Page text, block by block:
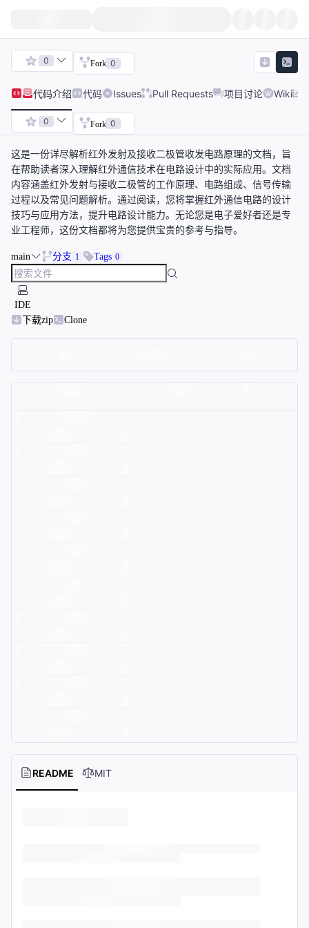
0 Fork 0
代码介绍 代码 Issues Pull Requests 项目讨论 Wiki
0 Fork 0
这是一份详尽解析红外发射及接收二极管收发电路原理的文档，旨
在帮助读者深入理解红外通信技术在电路设计中的实际应用。文档
内容涵盖红外发射与接收二极管的工作原理、电路组成、信号传输
过程以及常见问题解析。通过阅读，您将掌握红外通信电路的设计
技巧与应用方法，提升电路设计能力。无论您是电子爱好者还是专
业工程师，这份文档都将为您提供宝贵的参考与指导。
main 分支 1 Tags 0
IDE
下载zip
Clone
README MIT